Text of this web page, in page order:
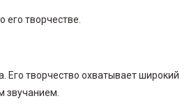
творчестве.
Его творчество охватывает широкий
звучанием.